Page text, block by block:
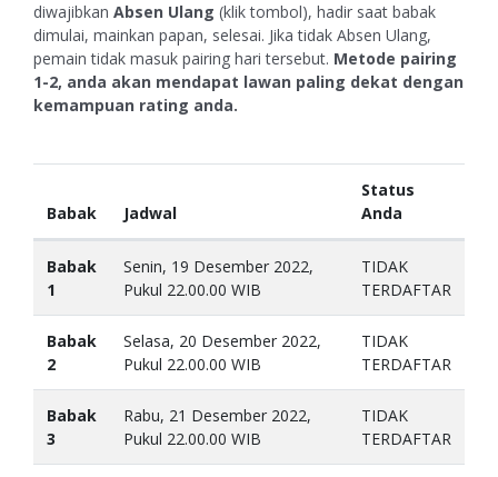
diwajibkan Absen Ulang (klik tombol), hadir saat babak
dimulai, mainkan papan, selesai. Jika tidak Absen Ulang,
pemain tidak masuk pairing hari tersebut. Metode pairing
1-2, anda akan mendapat lawan paling dekat dengan
kemampuan rating anda.
Babak Jadwal
Status
Anda
Babak
1
Senin, 19 Desember 2022,
Pukul 22.00.00 WIB
TIDAK
TERDAFTAR
Babak
2
Selasa, 20 Desember 2022,
Pukul 22.00.00 WIB
TIDAK
TERDAFTAR
Babak
3
Rabu, 21 Desember 2022,
Pukul 22.00.00 WIB
TIDAK
TERDAFTAR